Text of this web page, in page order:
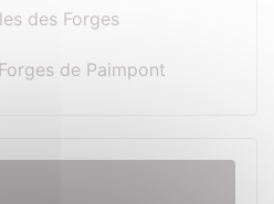
des Forges
de Paimpont